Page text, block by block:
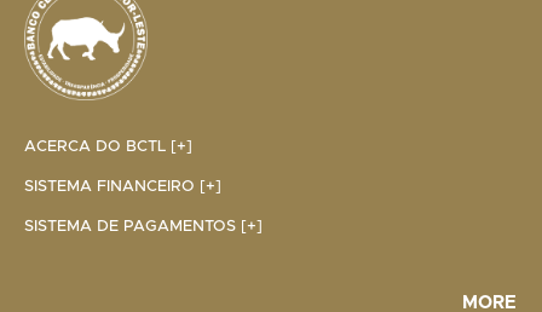
ACERCA DO BCTL [+]
SISTEMA FINANCEIRO [+]
SISTEMA DE PAGAMENTOS [+]
MORE